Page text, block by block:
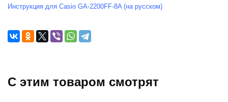
Инструкция для Casio GA-2200FF-8A (на русском)
C этим товаром смотрят